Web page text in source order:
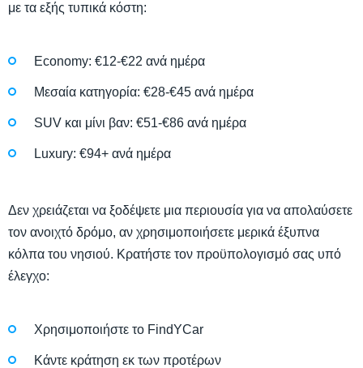
με τα εξής τυπικά κόστη:
Economy: €12-€22 ανά ημέρα
Μεσαία κατηγορία: €28-€45 ανά ημέρα
SUV και μίνι βαν: €51-€86 ανά ημέρα
Luxury: €94+ ανά ημέρα
Δεν χρειάζεται να ξοδέψετε μια περιουσία για να απολαύσετε
τον ανοιχτό δρόμο, αν χρησιμοποιήσετε μερικά έξυπνα
κόλπα του νησιού. Κρατήστε τον προϋπολογισμό σας υπό
έλεγχο:
Χρησιμοποιήστε το FindYCar
Κάντε κράτηση εκ των προτέρων